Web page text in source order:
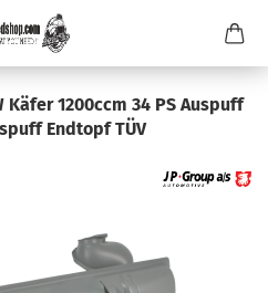
1200ccm 34 PS Auspuff
Endtopf TÜV